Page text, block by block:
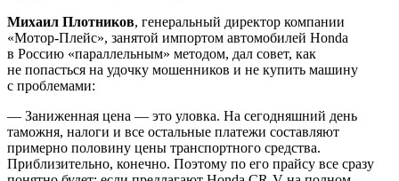
Михаил Плотников, генеральный директор компании
«Мотор-Плейс», занятой импортом автомобилей Honda
в Россию «параллельным» методом, дал совет, как
не попасться на удочку мошенников и не купить машину
с проблемами:
— Заниженная цена — это уловка. На сегодняшний день
таможня, налоги и все остальные платежи составляют
примерно половину цены транспортного средства.
Приблизительно, конечно. Поэтому по его прайсу все сразу